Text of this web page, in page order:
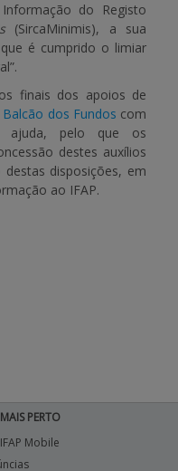
do Registo
(SircaMinimis), a sua
é cumprido o limiar
finais dos apoios de
Balcão dos Fundos com
ajuda, pelo que os
destes auxílios
disposições, em
ao IFAP.
PERTO
Mobile